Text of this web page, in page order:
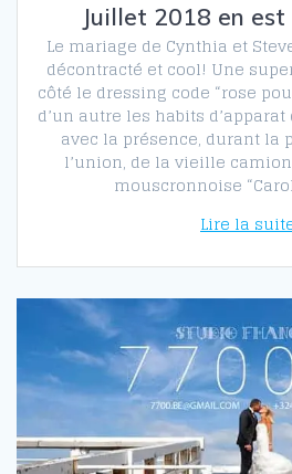
Juillet 2018 en est
Le mariage de Cynthia et
décontracté et cool! Une
côté le dressing code “rose
d’un autre les habits
avec la présence, durant la
l’union, de la vieille
mouscronnoise
Lire la